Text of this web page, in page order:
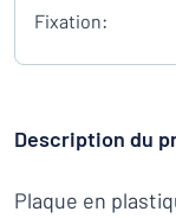
Fixation:
Description du
Plaque en